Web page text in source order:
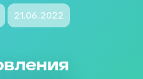
21.06.2022